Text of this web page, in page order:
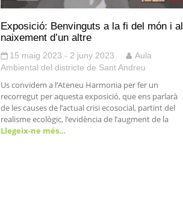
Exposició: Benvinguts a la fi del món i al
naixement d’un altre
15 maig 2023 - 2 juny 2023
Aula
Ambiental del districte de Sant Andreu
Us convidem a l’Ateneu Harmonia per fer un
recorregut per aquesta exposició, que ens parlarà
de les causes de l’actual crisi ecosocial, partint del
realisme ecològic, l’evidència de l’augment de la
Llegeix-ne més…